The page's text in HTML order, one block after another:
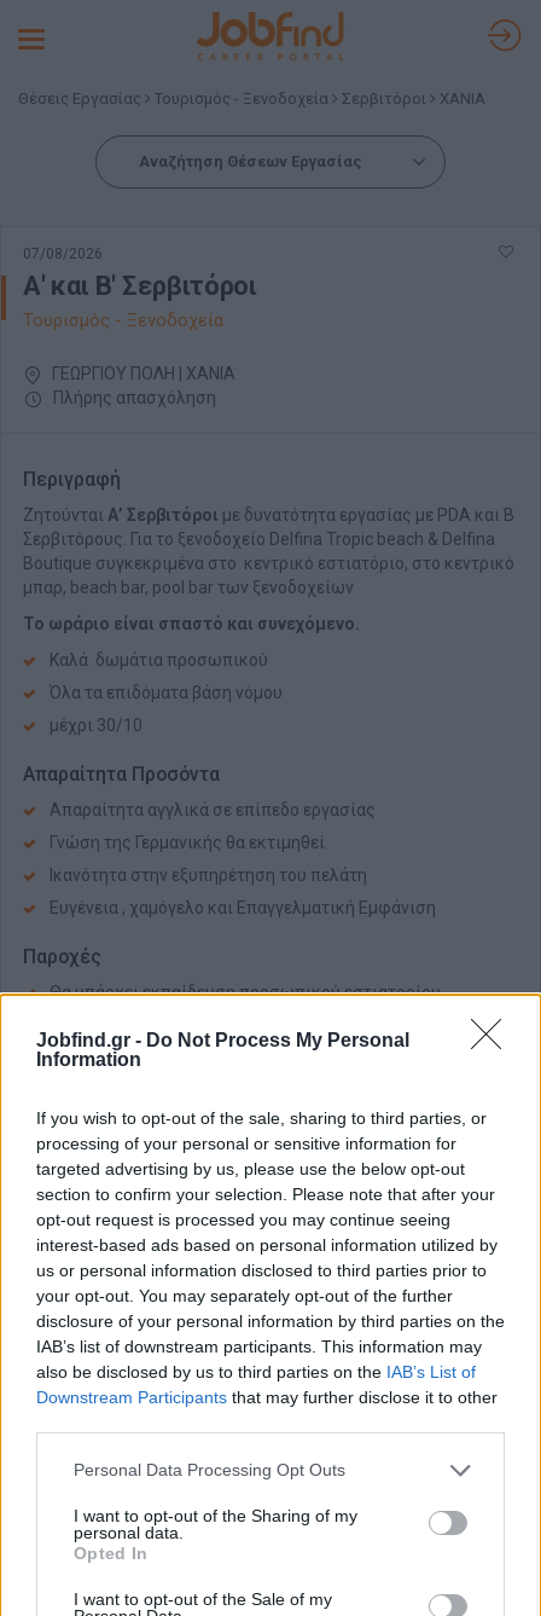
Jobfind.gr - Do Not Process My Personal
Information
If you wish to opt-out of the sale, sharing to third parties, or
processing of your personal or sensitive information for
targeted advertising by us, please use the below opt-out
section to confirm your selection. Please note that after your
opt-out request is processed you may continue seeing
interest-based ads based on personal information utilized by
us or personal information disclosed to third parties prior to
your opt-out. You may separately opt-out of the further
disclosure of your personal information by third parties on the
IAB’s list of downstream participants. This information may
also be disclosed by us to third parties on the IAB’s List of
Downstream Participants that may further disclose it to other
Personal Data Processing Opt Outs
I want to opt-out of the Sharing of my
personal data.
Opted In
I want to opt-out of the Sale of my
Toggle
Θέσεις Εργασίας Τουρισμός - Ξενοδοχεία Σερβιτόροι ΧΑΝΙΑ
Αναζήτηση Θέσεων Εργασίας
07/08/2026
Α' και Β' Σερβιτόροι
Τουρισμός - Ξενοδοχεία
ΓΕΩΡΓΙΟΥ ΠΟΛΗ | ΧΑΝΙΑ
Πλήρης απασχόληση
Περιγραφή
Ζητούνται Α’ Σερβιτόροι με δυνατότητα εργασίας με PDA και Β
Σερβιτόρους. Για το ξενοδοχείο Delfina Tropic beach & Delfina
Boutique συγκεκριμένα στο κεντρικό εστιατόριο, στο κεντρικό
μπαρ, beach bar, pool bar των ξενοδοχείων
Το ωράριο είναι σπαστό και συνεχόμενο.
Καλά δωμάτια προσωπικού
Όλα τα επιδόματα βάση νόμου
μέχρι 30/10
Απαραίτητα Προσόντα
Απαραίτητα αγγλικά σε επίπεδο εργασίας
Γνώση της Γερμανικής θα εκτιμηθεί
Ικανότητα στην εξυπηρέτηση του πελάτη
Ευγένεια , χαμόγελο και Επαγγελματική Εμφάνιση
Παροχές
Θα υπάρχει εκπαίδευση προσωπικού εστιατορίου
Σας ενδιαφέρει η θέση εργασίας; Εγγραφείτε για να στείλετε το
βιογραφικό σας στην εταιρεία.
Εγγραφή Είσοδος